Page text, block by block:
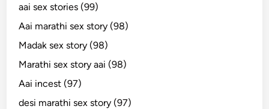
aai sex stories (99)
Aai marathi sex story (98)
Madak sex story (98)
Marathi sex story aai (98)
Aai incest (97)
desi marathi sex story (97)